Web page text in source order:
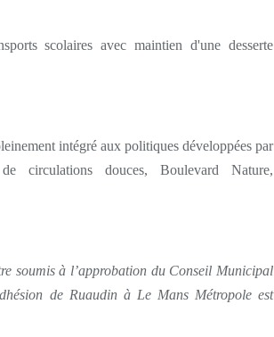
scolaires avec maintien d'une desserte
intégré aux politiques développées par
circulations douces, Boulevard Nature,
soumis à l’approbation du Conseil Municipal
de Ruaudin à Le Mans Métropole est